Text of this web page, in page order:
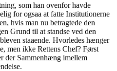
som han ovenfor havde
for ogsaa at fatte Institutionerne
hvis man nu betragtede den
Grund til at standse ved den
staaende. Hvorledes hænger
men ikke Rettens Chef? Først
der Sammenhæng imellem